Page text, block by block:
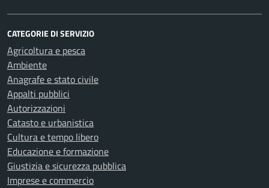
CATEGORIE DI SERVIZIO
Agricoltura e pesca
Ambiente
Anagrafe e stato civile
Appalti pubblici
Autorizzazioni
Catasto e urbanistica
Cultura e tempo libero
Educazione e formazione
Giustizia e sicurezza pubblica
Imprese e commercio